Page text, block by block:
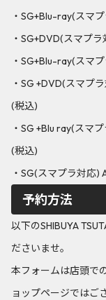
・SG+Blu-ray(スマ
・SG+DVD(スマプ
・SG+Blu-ray(スマ
・SG +DVD(スマプ
(税込)
・SG +Blu ray(スマ
(税込)
・SG(スマプラ対応)
予約方法
以下のSHIBUYA
ださいませ。
本フォームは店頭で
ョップページではご